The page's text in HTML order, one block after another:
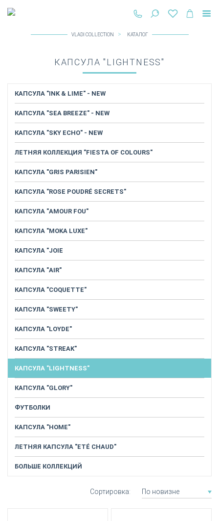
VLADI COLLECTION КАТАЛОГ
КАПСУЛА "LIGHTNESS"
КАПСУЛА "INK & LIME" - NEW
КАПСУЛА "SEA BREEZE" - NEW
КАПСУЛА "SKY ECHO" - NEW
ЛЕТНЯЯ КОЛЛЕКЦИЯ "FIESTA OF COLOURS"
КАПСУЛА "GRIS PARISIEN"
КАПСУЛА "ROSE POUDRÉ SECRETS"
КАПСУЛА "AMOUR FOU"
КАПСУЛА "MOKA LUXE"
КАПСУЛА "JOIE
КАПСУЛА "AIR"
КАПСУЛА "COQUETTE"
КАПСУЛА "SWEETY"
КАПСУЛА "LOYDE"
КАПСУЛА "STREAK"
КАПСУЛА "LIGHTNESS"
КАПСУЛА "GLORY"
ФУТБОЛКИ
КАПСУЛА "HOME"
ЛЕТНЯЯ КАПСУЛА "ЕTÉ CHAUD"
БОЛЬШЕ КОЛЛЕКЦИЙ
Сортировка По новизне